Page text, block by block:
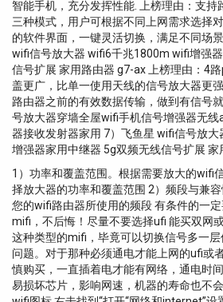
智能手机，充分发挥性能. 上榜理由：支
三种模式，用户可根据不同上网需求选择
的软件界面，一键灵活切换，满足不同场
wifi信号放大器 wifi6千兆1800m wifi增强
信号扩展 家用路由器 g7-ax 上榜理由：4
盖更广，比单一使用天线的信号放大器更
路由器之前的有效数据传输，做到有信号
号放大器穿墙全屋wifi手机信号增强器无
器接收发射器家用 7）飞鱼星 wifi信号放
增强器家用中继器 5g双频无线信号扩展 家
1）功率和覆盖范围。根据需要放大的wifi
择放大器的功率和覆盖范围 2）频段与兼
您的wifi路由器所使用的频段 有条件的一
mifi，不后悔！尽量不要选择ufi 能买双网
这种类型的mifi，毕竟可以切换信号多一
问题。对于那种必须通电才能上网的ufi或
慎购买，一直插着电才能有网络，通电时
易损坏芯片，影响网速，机器的寿命也不